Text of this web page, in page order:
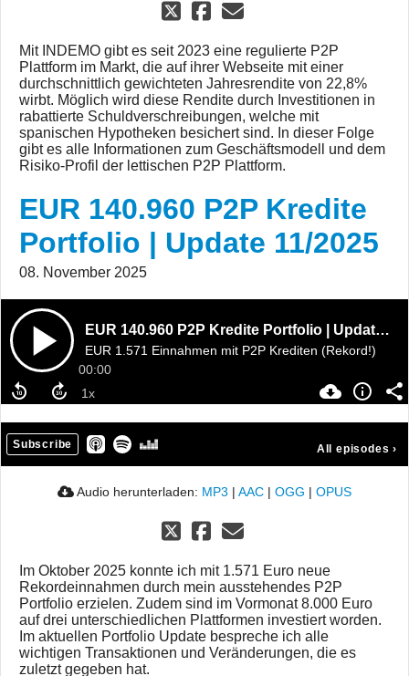
Mit INDEMO gibt es seit 2023 eine regulierte P2P
Plattform im Markt, die auf ihrer Webseite mit einer
durchschnittlich gewichteten Jahresrendite von 22,8%
wirbt. Möglich wird diese Rendite durch Investitionen in
rabattierte Schuldverschreibungen, welche mit
spanischen Hypotheken besichert sind. In dieser Folge
gibt es alle Informationen zum Geschäftsmodell und dem
Risiko-Profil der lettischen P2P Plattform.
EUR 140.960 P2P Kredite
Portfolio | Update 11/2025
08. November 2025
EUR 140.960 P2P Kredite Portfolio | Update 11/2025
EUR 1.571 Einnahmen mit P2P Krediten (Rekord!)
00:00
Subscribe All episodes ›
Audio herunterladen: MP3 | AAC | OGG | OPUS
Im Oktober 2025 konnte ich mit 1.571 Euro neue
Rekordeinnahmen durch mein ausstehendes P2P
Portfolio erzielen. Zudem sind im Vormonat 8.000 Euro
auf drei unterschiedlichen Plattformen investiert worden.
Im aktuellen Portfolio Update bespreche ich alle
wichtigen Transaktionen und Veränderungen, die es
zuletzt gegeben hat.